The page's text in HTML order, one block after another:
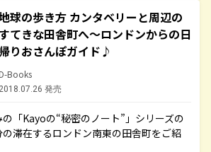
球の歩き方 カンタベリーと周辺の
すてきな田舎町へ～ロンドンからの日
帰りおさんぽガイド♪
Books
2018.07.26 発売
「Kayoの“秘密のノート”」シリーズの
滞在するロンドン南東の田舎町をご紹